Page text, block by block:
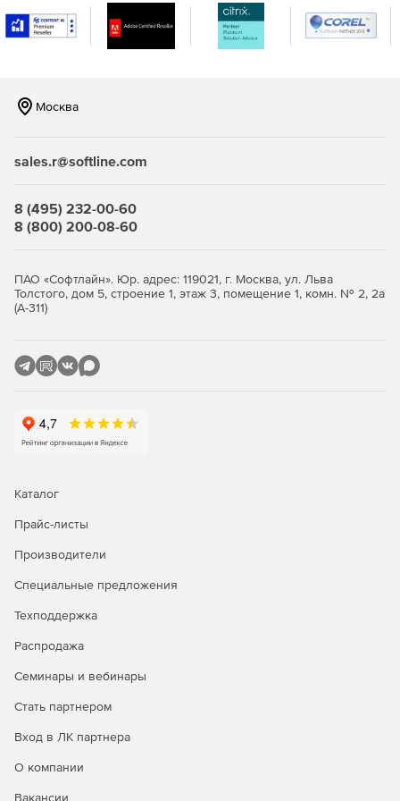
Сдача отчётности в ФНС, ПФР, ФСС, Росстат,
Росалкогольрегулирование (ЕГАИС).
Авторизация на Госуслугах, в Росреестре, на портале
Защищённый электронный документооборот с
Шифрование данных и защита соединений по
протоколу TLS с применением алгоритмов ГОСТ.
Кому пригодится
Руководителю и ИП — для работы на Госуслугах, в
ИТ-отделу — для централизованной установки СКЗИ
на рабочие места и серверы.
подписания контрактов на площадках госзакупок.
Инструменты КриптоПро CSP 5.0
Москва
sales.r@softline.com
8 (495) 232-00-60
8 (800) 200-08-60
ПАО «Софтлайн». Юр. адрес: 119021, г. Москва, ул. Льва
Толстого, дом 5, строение 1, этаж 3, помещение 1, комн. № 2, 2а
(А-311)
Каталог
Прайс-листы
Производители
Специальные предложения
Техподдержка
Распродажа
Семинары и вебинары
Стать партнером
Вход в ЛК партнера
О компании
Вакансии